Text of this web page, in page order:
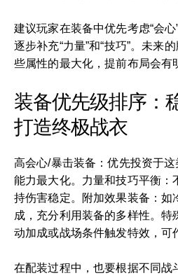
建议玩家在装备中优先考虑“会心
逐步补充“力量”和“技巧”。未来
些属性的最大化，提前布局会有
装备优先级排序：
打造终极战衣
高会心/暴击装备：优先投资于
能力最大化。力量和技巧平衡：
持伤害稳定。附加效果装备：如
成，充分利用装备的多样性。特
动加成或战场条件触发特效，可
在配装过程中，也要根据不同战